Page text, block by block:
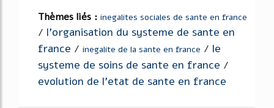
Thèmes liés : inegalites sociales de sante en france
/ l'organisation du systeme de sante en
france / inegalite de la sante en france / le
systeme de soins de sante en france /
evolution de l'etat de sante en france